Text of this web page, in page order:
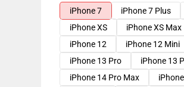
iPhone 7
iPhone 7 Plus
iPhone XS
iPhone XS Max
iPhone 12
iPhone 12 Mini
iPhone 13 Pro
iPhone 13
iPhone 14 Pro Max